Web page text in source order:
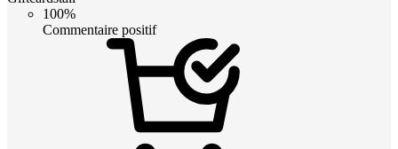
100%
Commentaire positif